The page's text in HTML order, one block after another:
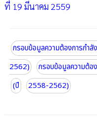
ที่ 19 มีนาคม 2559
กรอบข้อมูลความต้องการกำลั
2562)
กรอบข้อมูลความต้อง
(ปี
2558-2562)